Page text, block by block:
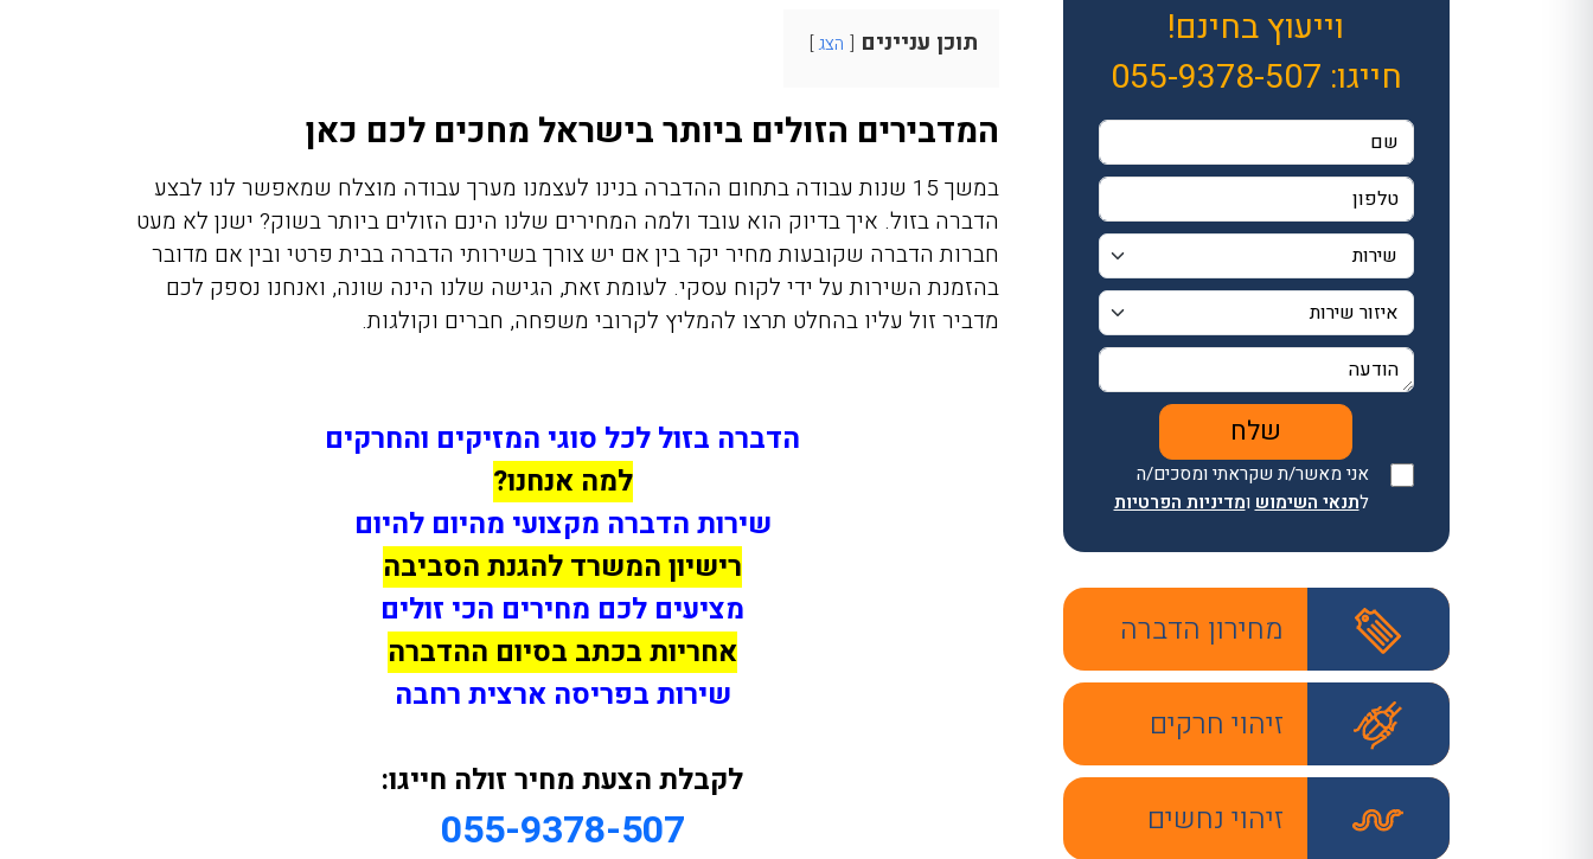
וייעוץ בחינם!
חייגו: 055-9378-507
אני מאשר/ת שקראתי ומסכים/ה
לתנאי השימוש ומדיניות הפרטיות
מחירון הדברה
זיהוי חרקים
זיהוי נחשים
תוכן עניינים הצג
המדבירים הזולים ביותר בישראל מחכים לכם כאן
במשך 15 שנות עבודה בתחום ההדברה בנינו לעצמנו מערך עבודה מוצלח שמאפשר לנו לבצע
הדברה בזול. איך בדיוק הוא עובד ולמה המחירים שלנו הינם הזולים ביותר בשוק? ישנן לא מעט
חברות הדברה שקובעות מחיר יקר בין אם יש צורך בשירותי הדברה בבית פרטי ובין אם מדובר
בהזמנת השירות על ידי לקוח עסקי. לעומת זאת, הגישה שלנו הינה שונה, ואנחנו נספק לכם
מדביר זול עליו בהחלט תרצו להמליץ לקרובי משפחה, חברים וקולגות.
הדברה בזול לכל סוגי המזיקים והחרקים
למה אנחנו?
שירות הדברה מקצועי מהיום להיום
רישיון המשרד להגנת הסביבה
מציעים לכם מחירים הכי זולים
אחריות בכתב בסיום ההדברה
שירות בפריסה ארצית רחבה
לקבלת הצעת מחיר זולה חייגו:
055-9378-507